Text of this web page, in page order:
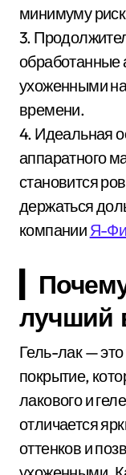
минимуму
3.
обработанные
ухоженными
времени.
4. Идеальная
аппаратного
становится
держаться
компании Я-
лучший
Гель-лак —
покрытие,
лакового и
отличается
оттенков и